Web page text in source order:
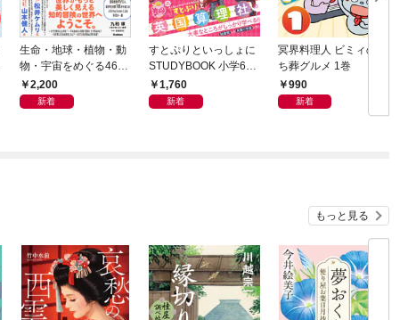
生命・地球・植物・動
物・宇宙をめぐる46億
年の物語 科学の教養大
全
2,200
新着
すとぷりといっしょに
STUDYBOOK 小学6年
分5教科
1,760
新着
冥界料理人 ビミィのご
ち葬グルメ 1巻
990
新着
もっと見る